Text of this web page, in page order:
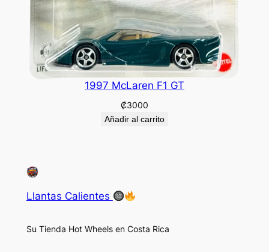
1997 McLaren F1 GT
₡3000
Añadir al carrito
Llantas Calientes
Su Tienda Hot Wheels en Costa Rica